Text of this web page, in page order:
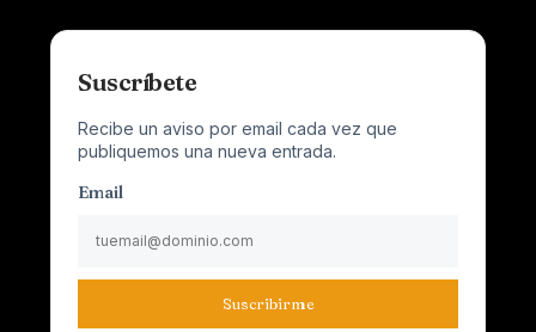
Suscríbete
Recibe un aviso por email cada vez que
publiquemos una nueva entrada.
Email
Suscribirme